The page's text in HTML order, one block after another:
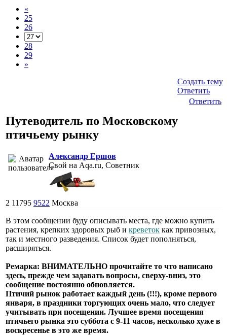
«
25
26
28
29
»
Создать тему
Ответить
Ответить
Путеводитель по Московскому
птичьему рынку
Александр Ершов
Свой на Aqa.ru, Советник
2 11795 9522 Москва
В этом сообщении буду описывать места, где можно купить
растения, крепких здоровых рыб и креветок как привозных,
так и местного разведения. Список будет пополняться,
расширяться.
Ремарка: ВНИМАТЕЛЬНО прочитайте то что написано
здесь, прежде чем задавать вопросы, сверху-вниз, это
сообщение постоянно обновляется.
Птичий рынок работает каждый день (!!!), кроме первого
января, в праздники торгующих очень мало, что следует
учитывать при посещении. Лучшее время посещения
птичьего рынка это суббота с 9-11 часов, несколько хуже в
воскресенье в это же время.